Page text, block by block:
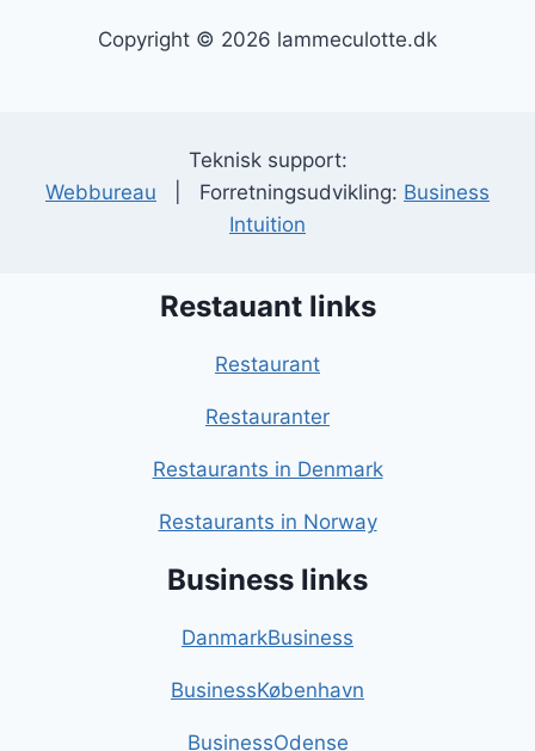
Copyright © 2026 lammeculotte.dk
Teknisk support:
Webbureau | Forretningsudvikling: Business
Intuition
Restauant links
Restaurant
Restauranter
Restaurants in Denmark
Restaurants in Norway
Business links
DanmarkBusiness
BusinessKøbenhavn
BusinessOdense